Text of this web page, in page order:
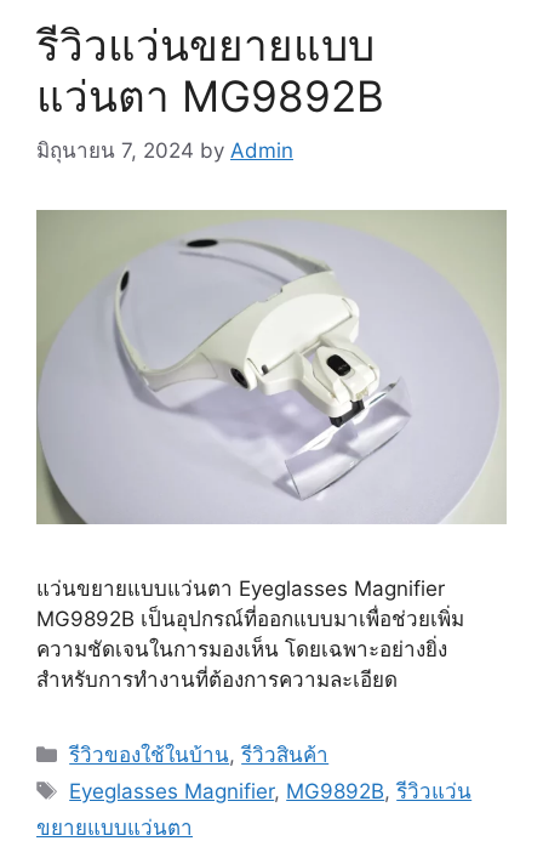
รีวิวแว่นขยายแบบ
แว่นตา MG9892B
มิถุนายน 7, 2024 by Admin
แว่นขยายแบบแว่นตา Eyeglasses Magnifier
MG9892B เป็นอุปกรณ์ที่ออกแบบมาเพื่อช่วยเพิ่ม
ความชัดเจนในการมองเห็น โดยเฉพาะอย่างยิ่ง
สำหรับการทำงานที่ต้องการความละเอียด
Categories
รีวิวของใช้ในบ้าน,รีวิวสินค้า
Tags
Eyeglasses Magnifier, MG9892B,รีวิวแว่น
ขยายแบบแว่นตา